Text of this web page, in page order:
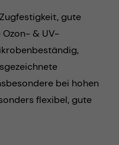
gute
& UV-
bei hohen
flexibel, gute